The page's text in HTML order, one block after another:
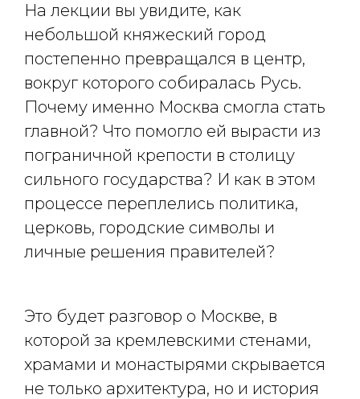
На лекции вы увидите, как
небольшой княжеский город
постепенно превращался в центр,
вокруг которого собиралась Русь.
Почему именно Москва смогла стать
главной? Что помогло ей вырасти из
пограничной крепости в столицу
сильного государства? И как в этом
процессе переплелись политика,
церковь, городские символы и
личные решения правителей?
Это будет разговор о Москве, в
которой за кремлевскими стенами,
храмами и монастырями скрывается
не только архитектура, но и история